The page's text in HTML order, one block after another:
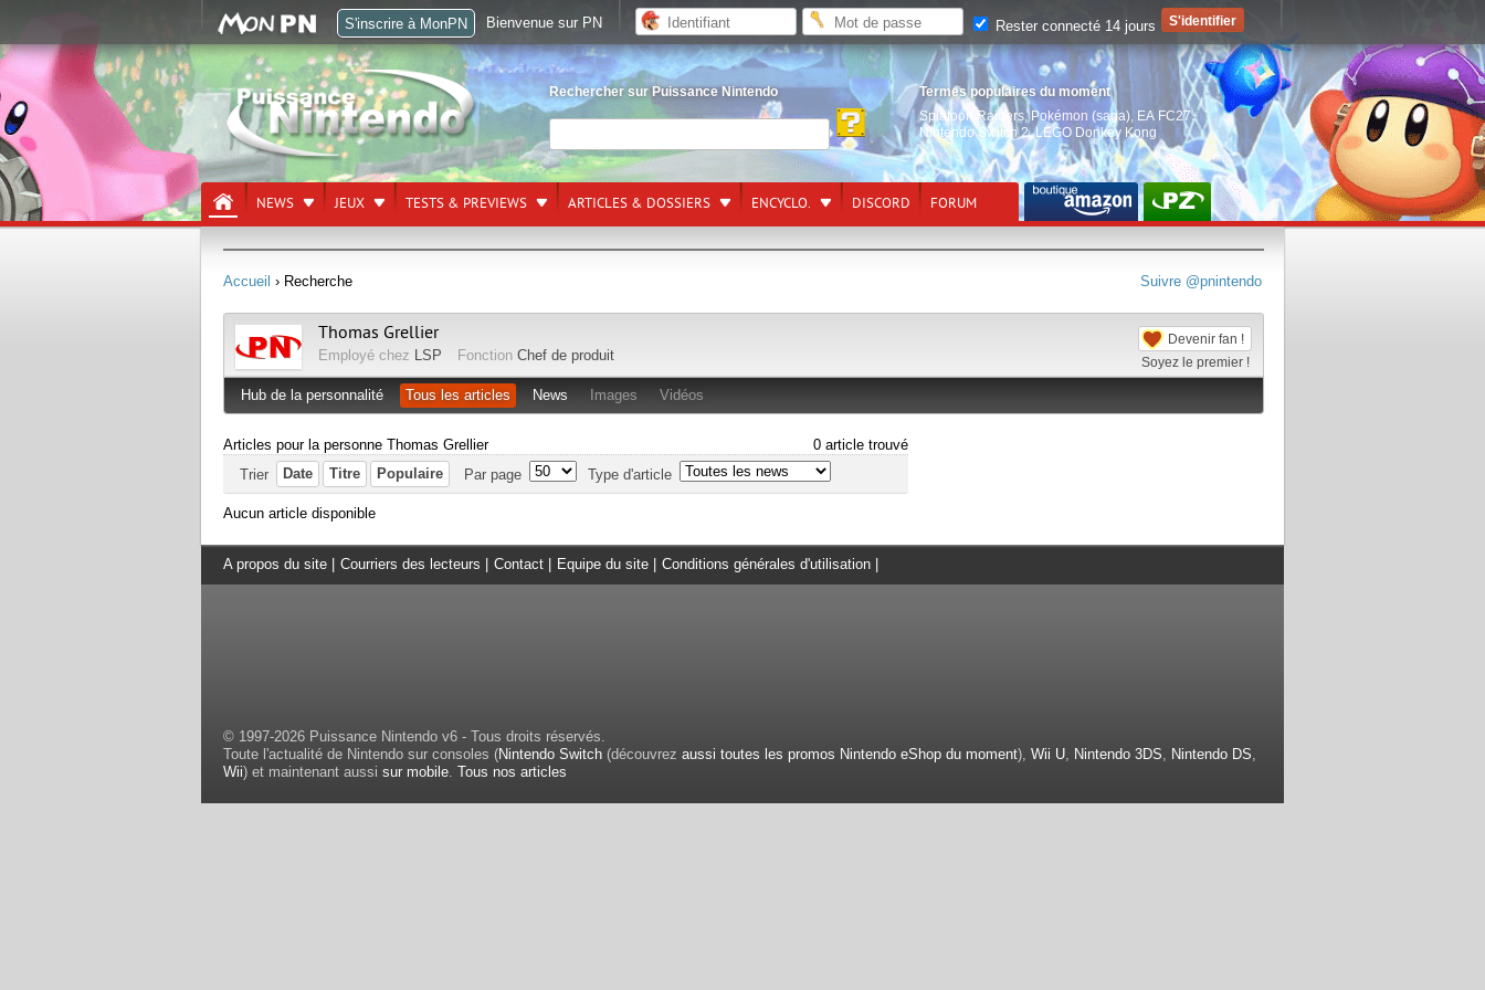
Rechercher sur Puissance Nintendo
Termes populaires du moment
Splatoon Raiders, Pokémon (saga) EA FC27,
Nintendo Switch 2,LEGO Donkey Kong
NEWS JEUX TESTS & PREVIEWS ARTICLES & DOSSIERS ENCYCLO. DISCORD FORUM
Suivre @pnintendo
Accueil › Recherche
Devenir fan !
Soyez le premier !
Thomas Grellier
Employé chez LSP Fonction Chef de produit
Hub de la personnalité Tous les articles News Images Vidéos
Articles pour la personne Thomas Grellier
0 article trouvé
Trier
Date Titre Populaire Par page Type d'article
Aucun article disponible
A propos du site Courriers des lecteurs Contact Equipe du site Conditions générales d'utilisation
© 1997-2026 Puissance Nintendo v6 - Tous droits réservés.
Toute l'actualité de Nintendo sur consoles (Nintendo Switch (découvrez aussi toutes les promos Nintendo eShop du moment), Wii U, Nintendo 3DS, Nintendo DS,
Wii) et maintenant aussi sur mobile. Tous nos articles
S'inscrire à MonPN Bienvenue sur PN Rester connecté 14 jours